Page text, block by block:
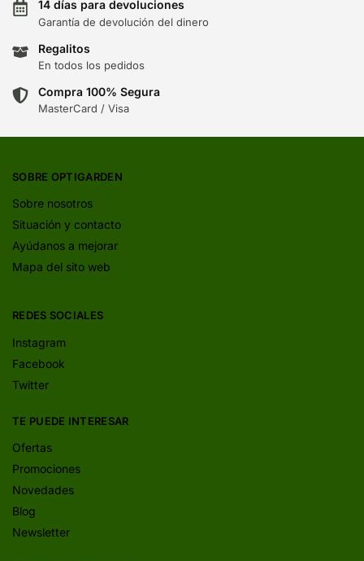
14 días para devoluciones
Garantía de devolución del dinero
Regalitos
En todos los pedidos
Compra 100% Segura
MasterCard / Visa
SOBRE OPTIGARDEN
Sobre nosotros
Situación y contacto
Ayúdanos a mejorar
Mapa del sito web
REDES SOCIALES
Instagram
Facebook
Twitter
TE PUEDE INTERESAR
Ofertas
Promociones
Novedades
Blog
Newsletter